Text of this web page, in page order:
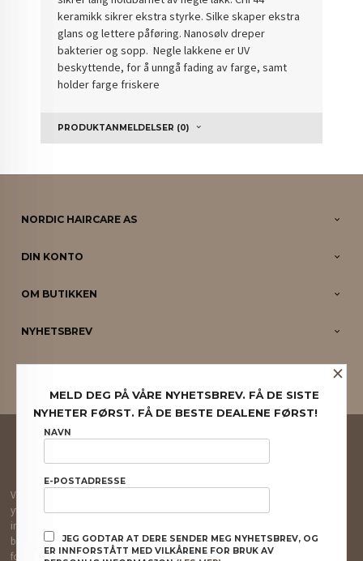
keramikk sikrer ekstra styrke. Silke skaper ekstra
glans og lettere påføring. Nanosølv dreper
bakterier og sopp. Negle lakkene er UV
beskyttende, for å unngå fading av farge, samt
holder farge friskere
PRODUKTANMELDELSER (0)
NORDIC HAIRCARE AS
DIN KONTO
OM BUTIKKEN
NYHETSBREV
PARTNERE
FRAKT
Vår nettbutikk bruker cookies slik at du får en bedre kjøpsopplevelse og vi kan
yte deg bedre service. Vi bruker cookies hovedsaklig til å lagre
innloggingsdetaljer og huske hva du har puttet i handlekurven din. Fortsett å
bruke siden som normalt om du godtar dette.Les merellerendre innstillinger
for cookies.
×
MELD DEG PÅ VÅRE NYHETSBREV. FÅ DE SISTE
NYHETER FØRST. FÅ DE BESTE DEALENE FØRST!
NAVN
E-POSTADRESSE
JEG GODTAR AT DERE SENDER MEG NYHETSBREV, OG
ER INNFORSTÅTT MED VILKÅRENE FOR BRUK AV